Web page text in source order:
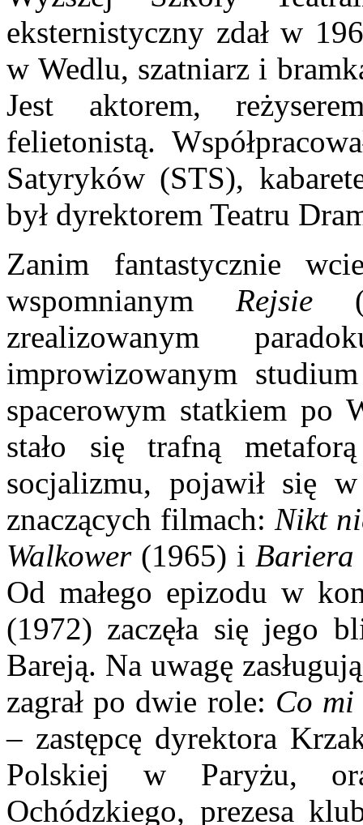
eksternistyczny zdał w
w Wedlu, szatniarz i
Jest aktorem,
felietonistą.
Satyryków (STS),
był dyrektorem Teatru
Zanim fantastycznie
wspomnianym Rejsie
zrealizowanym
improwizowanym
spacerowym statkiem po
stało się trafną
socjalizmu, pojawił się
znaczących filmach:Nikt
Walkower (1965) i Bariera
Od małego epizodu w
(1972) zaczęła się jego
Bareją. Na uwagę
zagrał po dwie role: Co mi
– zastępcę dyrektora
Polskiej w Paryżu,
Ochódzkiego, prezesa